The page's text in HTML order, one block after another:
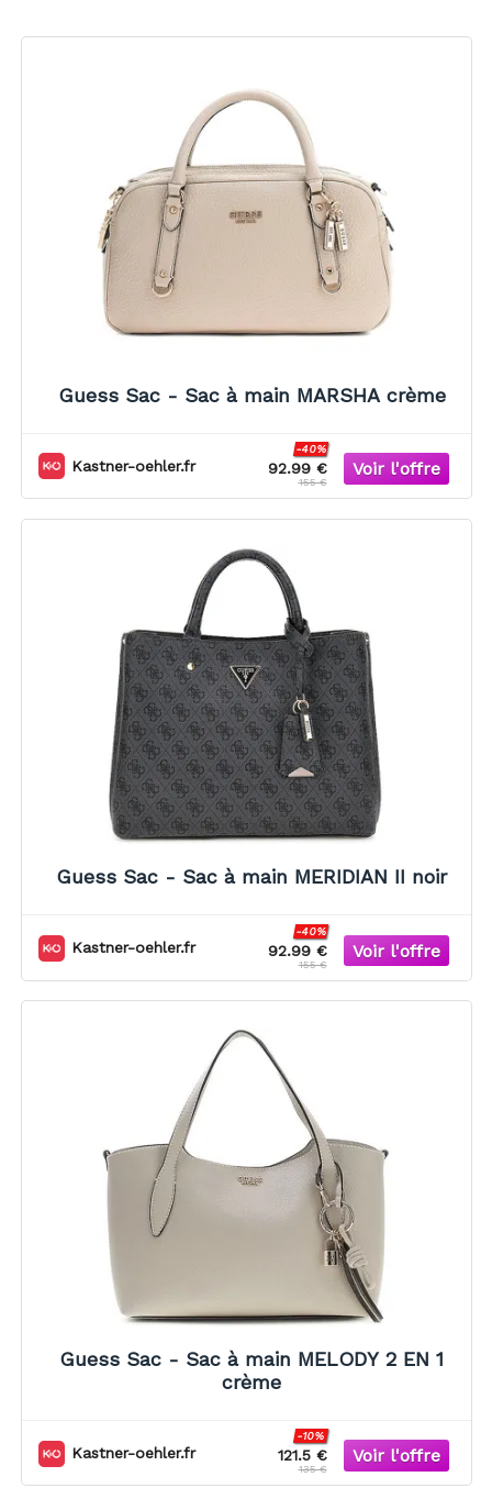
Guess Sac - Sac à main MARSHA crème
Kastner-oehler.fr 92.99 €
-40%
155 €
Guess Sac - Sac à main MERIDIAN II noir
Kastner-oehler.fr 92.99 €
-40%
155 €
Guess Sac - Sac à main MELODY 2 EN 1
crème
Kastner-oehler.fr 121.5 €
-10%
135 €